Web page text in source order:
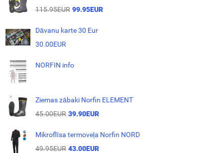
115.95EUR 99.95EUR
Dāvanu karte 30 Eur
30.00EUR
NORFIN info
Ziemas zābaki Norfin ELEMENT
45.00EUR 39.90EUR
Mikroflīsa termoveļa Norfin NORD
49.95EUR 43.00EUR